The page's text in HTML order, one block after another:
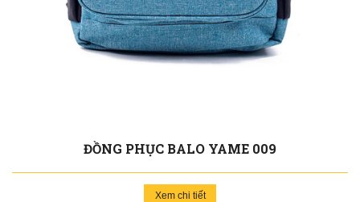
ĐỒNG PHỤC BALO YAME 009
Xem chi tiết